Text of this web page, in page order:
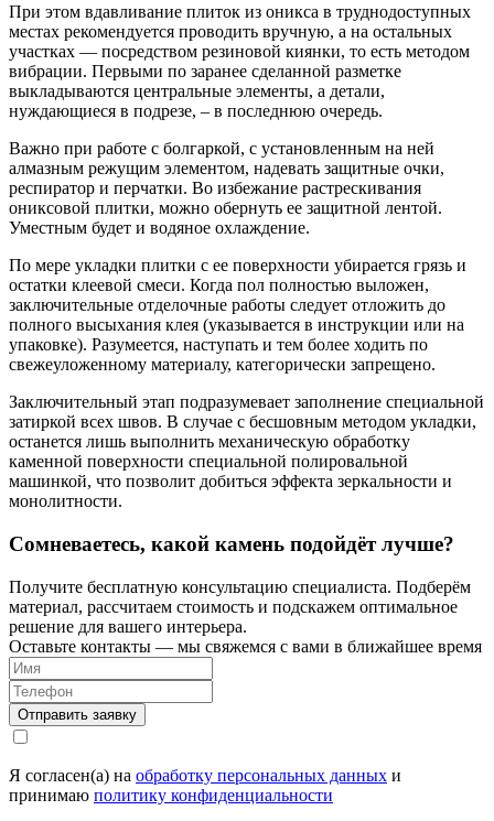
При этом вдавливание плиток из оникса в труднодоступных
местах рекомендуется проводить вручную, а на остальных
участках — посредством резиновой киянки, то есть методом
вибрации. Первыми по заранее сделанной разметке
выкладываются центральные элементы, а детали,
нуждающиеся в подрезе, – в последнюю очередь.
Важно при работе с болгаркой, с установленным на ней
алмазным режущим элементом, надевать защитные очки,
респиратор и перчатки. Во избежание растрескивания
ониксовой плитки, можно обернуть ее защитной лентой.
Уместным будет и водяное охлаждение.
По мере укладки плитки с ее поверхности убирается грязь и
остатки клеевой смеси. Когда пол полностью выложен,
заключительные отделочные работы следует отложить до
полного высыхания клея (указывается в инструкции или на
упаковке). Разумеется, наступать и тем более ходить по
свежеуложенному материалу, категорически запрещено.
Заключительный этап подразумевает заполнение специальной
затиркой всех швов. В случае с бесшовным методом укладки,
останется лишь выполнить механическую обработку
каменной поверхности специальной полировальной
машинкой, что позволит добиться эффекта зеркальности и
монолитности.
Сомневаетесь, какой камень подойдёт лучше?
Получите бесплатную консультацию специалиста. Подберём
материал, рассчитаем стоимость и подскажем оптимальное
решение для вашего интерьера.
Оставьте контакты — мы свяжемся с вами в ближайшее время
Я согласен(а) на обработку персональных данных и
принимаю политику конфиденциальности